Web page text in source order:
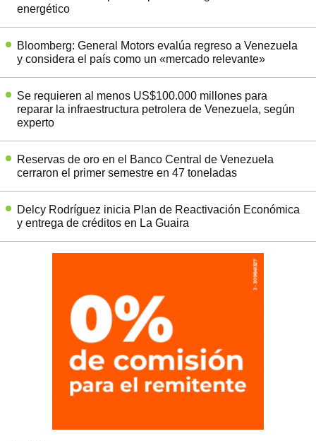
energético
Bloomberg: General Motors evalúa regreso a Venezuela
y considera el país como un «mercado relevante»
Se requieren al menos US$100.000 millones para
reparar la infraestructura petrolera de Venezuela, según
experto
Reservas de oro en el Banco Central de Venezuela
cerraron el primer semestre en 47 toneladas
Delcy Rodríguez inicia Plan de Reactivación Económica
y entrega de créditos en La Guaira